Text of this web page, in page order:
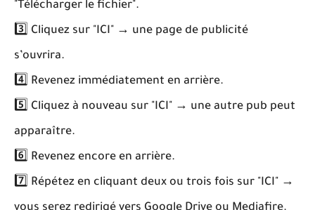
"Télécharger le fichier".
3️⃣ Cliquez sur "ICI" → une page de publicité
s’ouvrira.
4️⃣ Revenez immédiatement en arrière.
5️⃣ Cliquez à nouveau sur "ICI" → une autre pub peut
apparaître.
6️⃣ Revenez encore en arrière.
7️⃣ Répétez en cliquant deux ou trois fois sur "ICI" →